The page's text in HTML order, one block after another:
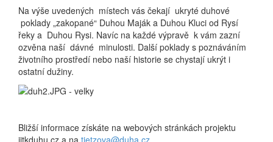
Na výše uvedených místech vás čekají ukryté duhové
poklady „zakopané“ Duhou Maják a Duhou Kluci od Rysí
řeky a Duhou Rysi. Navíc na každé výpravě k vám zazní
ozvěna naší dávné minulosti. Další poklady s poznáváním
životního prostředí nebo naší historie se chystají ukrýt i
ostatní dužiny.
Bližší informace získáte na webových stránkách projektu
jitkduhu.cz a na tietzova@duha.cz